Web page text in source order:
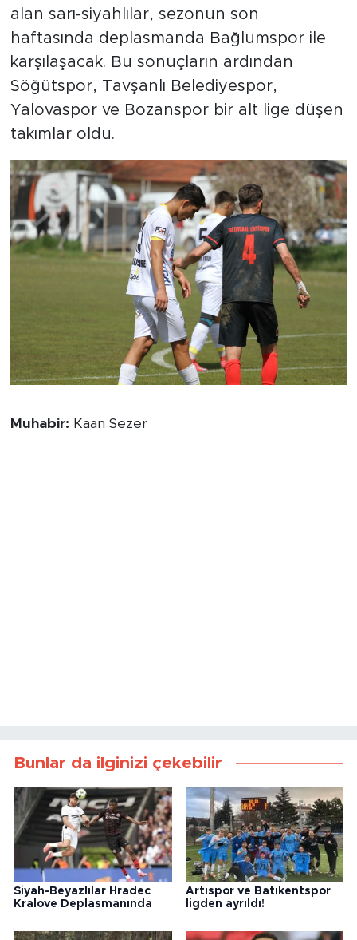
alan sarı-siyahlılar, sezonun son
haftasında deplasmanda Bağlumspor ile
karşılaşacak. Bu sonuçların ardından
Söğütspor, Tavşanlı Belediyespor,
Yalovaspor ve Bozanspor bir alt lige düşen
takımlar oldu.
Muhabir: Kaan Sezer
Bunlar da ilginizi çekebilir
Siyah-Beyazlılar Hradec
Kralove Deplasmanında
Artıspor ve Batıkentspor
ligden ayrıldı!